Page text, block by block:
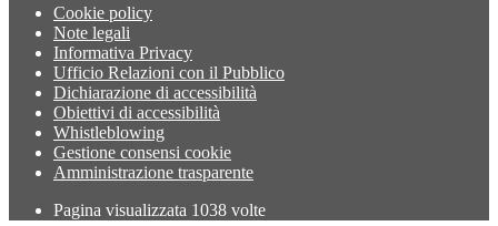
Cookie policy
Note legali
Informativa Privacy
Ufficio Relazioni con il Pubblico
Dichiarazione di accessibilità
Obiettivi di accessibilità
Whistleblowing
Gestione consensi cookie
Amministrazione trasparente
Pagina visualizzata 1038 volte